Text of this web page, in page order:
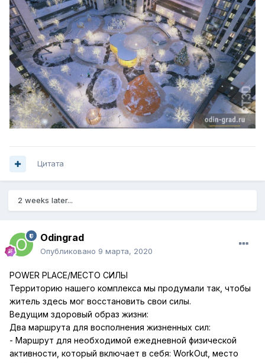
Цитата
2 weeks later...
Odingrad
Опубликовано 9 марта, 2020
POWER PLACE/МЕСТО СИЛЫ
Территорию нашего комплекса мы продумали так, чтобы
житель здесь мог восстановить свои силы.
Ведущим здоровый образ жизни:
Два маршрута для восполнения жизненных сил:
- Маршрут для необходимой ежедневной физической
активности, который включает в себя: WorkOut, место